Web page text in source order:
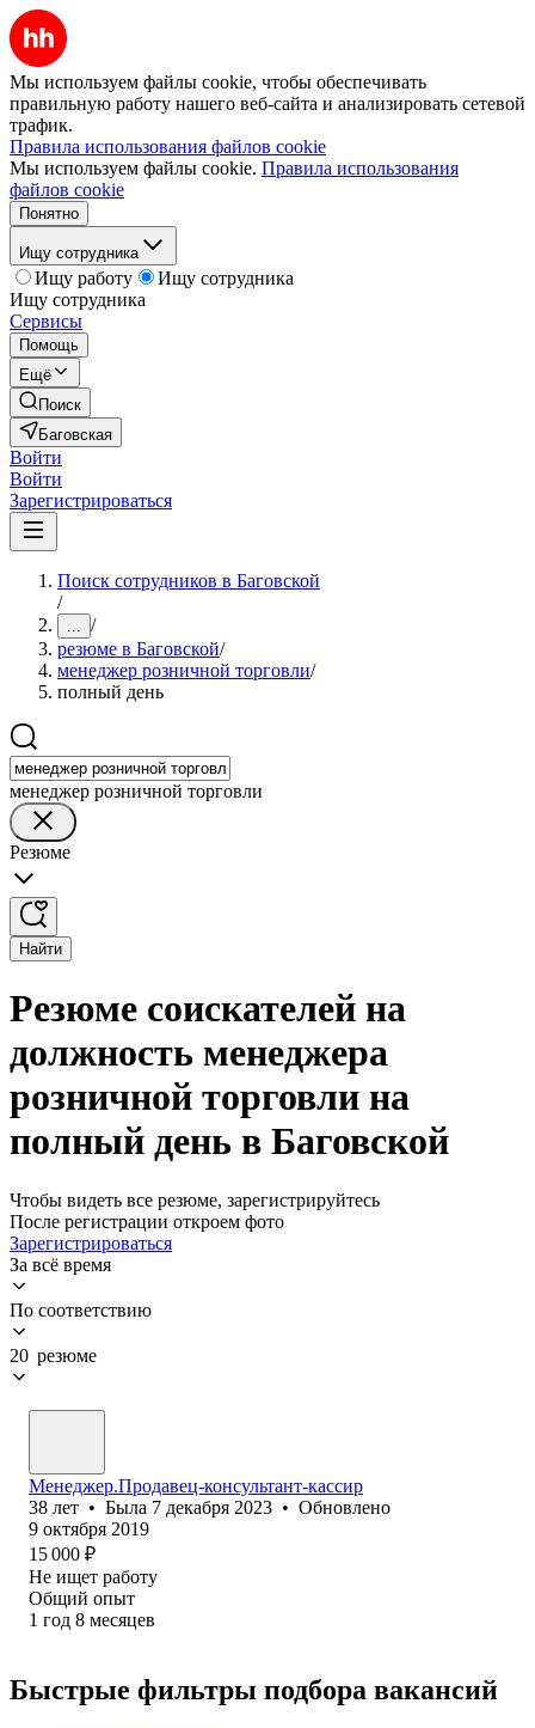
Мы используем файлы cookie, чтобы обеспечивать
правильную работу нашего веб-сайта и анализировать сетевой
трафик.
Правила использования файлов cookie
Мы используем файлы cookie. Правила использования
файлов cookie
Понятно
Ищу сотрудника
Ищу работу
Ищу сотрудника
Ищу сотрудника
Сервисы
Помощь
Ещё
Поиск
Баговская
Войти
Войти
Зарегистрироваться
Поиск сотрудников в Баговской
/
... /
резюме в Баговской/
менеджер розничной торговли/
полный день
менеджер розничной торговли
Резюме
Найти
Резюме соискателей на
должность менеджера
розничной торговли на
полный день в Баговской
Чтобы видеть все резюме, зарегистрируйтесь
После регистрации откроем фото
Зарегистрироваться
За всё время
По соответствию
20 резюме
Менеджер.Продавец-консультант-кассир
38 лет • Была 7 декабря 2023 • Обновлено
9 октября 2019
15 000 ₽
Не ищет работу
Общий опыт
1 год 8 месяцев
Быстрые фильтры подбора вакансий